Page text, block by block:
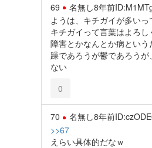
69 名無し8年前
ようは、キチガイが多い
キチガイって言葉はよろ
障害とかなんとか病という
躁であろうが鬱であろう
ない
0
70 名無し8年前
>>67
えらい具体的だなｗ